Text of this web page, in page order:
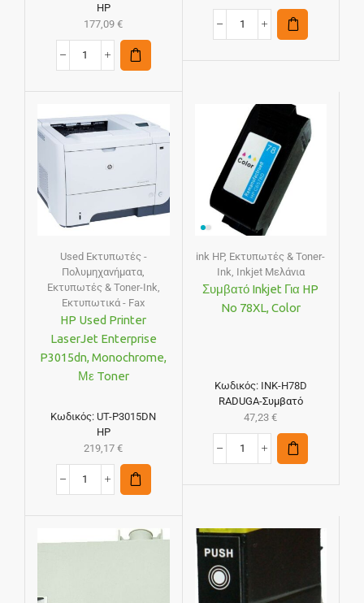
HP
177,09€
Used Εκτυπωτές -
Πολυμηχανήματα,
Εκτυπωτές & Toner-Ink,
Εκτυπωτικά - Fax
HP Used Printer
LaserJet Enterprise
P3015dn, Monochrome,
Με Toner
Κωδικός: UT-P3015DN
HP
219,17€
ink HP, Εκτυπωτές & Toner-
Ink, Inkjet Μελάνια
Συμβατό Inkjet Για HP
No 78XL, Color
Κωδικός: INK-H78D
RADUGA-Συμβατό
47,23€